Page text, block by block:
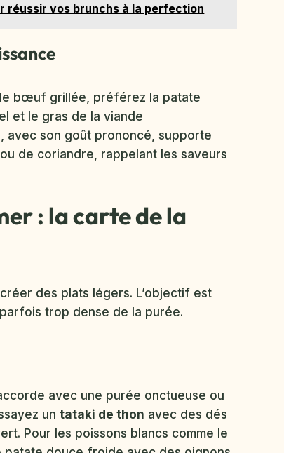
réussir vos brunchs à la perfection
bœuf grillée, préférez la patate
et le gras de la viande
avec son goût prononcé, supporte
de coriandre, rappelant les saveurs
: la carte de la
des plats légers. L’objectif est
trop dense de la purée.
avec une purée onctueuse ou
un tataki de thon avec des dés
Pour les poissons blancs comme le